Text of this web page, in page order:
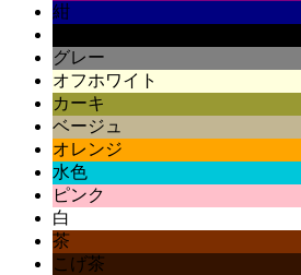
紺
グレー
オフホワイト
カーキ
ベージュ
オレンジ
水色
ピンク
白
茶
こげ茶